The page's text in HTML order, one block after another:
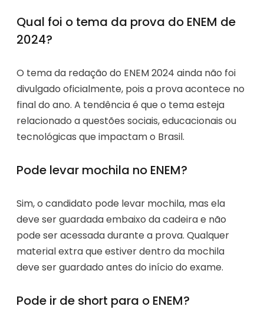
Qual foi o tema da prova do ENEM de
2024?
O tema da redação do ENEM 2024 ainda não foi
divulgado oficialmente, pois a prova acontece no
final do ano. A tendência é que o tema esteja
relacionado a questões sociais, educacionais ou
tecnológicas que impactam o Brasil.
Pode levar mochila no ENEM?
Sim, o candidato pode levar mochila, mas ela
deve ser guardada embaixo da cadeira e não
pode ser acessada durante a prova. Qualquer
material extra que estiver dentro da mochila
deve ser guardado antes do início do exame.
Pode ir de short para o ENEM?